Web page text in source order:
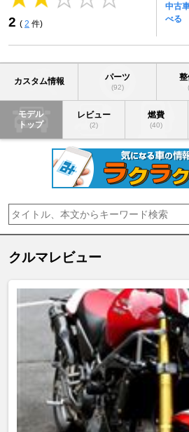
2 ( 2 件)
中古
べる
カスタム情報 パーツ
(92)
整
モデル
トップ
レビュー
(2)
燃費
(40)
クルマレビュー